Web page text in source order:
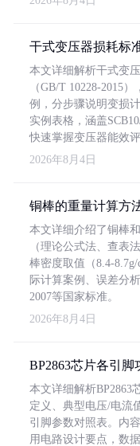
干式变压器损耗标
本文详细解析干式变
（GB/T 10228-2015
例，分步骤说明变损
实例表格，涵盖
快速掌握变压器能效评
2026年8月4日
铜棒的重量计算方
本文详细介绍了铜棒
（理论公式法、查表
棒密度取值（8.4-
际计算案例、误差分
2007等国家标准。
2026年8月4日
BP2863芯片各引脚
本文详细解析BP2863
定义、典型电压/电流
引脚参数对照表。内
用电路设计要点，数